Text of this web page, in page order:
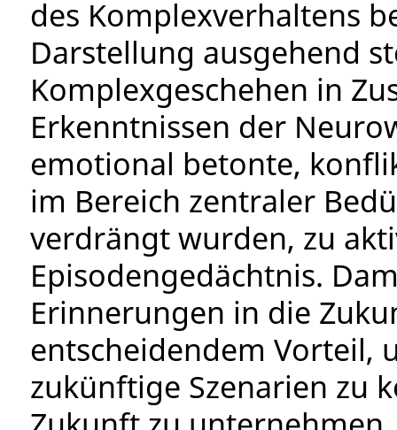
des Komplexverhaltens
Darstellung ausgehend
Komplexgeschehen in
Erkenntnissen der
emotional betonte,
im Bereich zentraler
verdrängt wurden, zu
Episodengedächtnis.
Erinnerungen in die
entscheidendem Vorteil,
zukünftige Szenarien zu